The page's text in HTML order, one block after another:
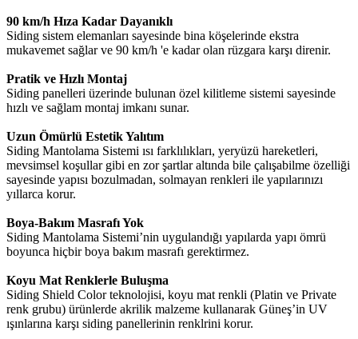
90 km/h Hıza Kadar Dayanıklı
Siding sistem elemanları sayesinde bina köşelerinde ekstra
mukavemet sağlar ve 90 km/h 'e kadar olan rüzgara karşı direnir.
Pratik ve Hızlı Montaj
Siding panelleri üzerinde bulunan özel kilitleme sistemi sayesinde
hızlı ve sağlam montaj imkanı sunar.
Uzun Ömürlü Estetik Yalıtım
Siding Mantolama Sistemi ısı farklılıkları, yeryüzü hareketleri,
mevsimsel koşullar gibi en zor şartlar altında bile çalışabilme özelliği
sayesinde yapısı bozulmadan, solmayan renkleri ile yapılarınızı
yıllarca korur.
Boya-Bakım Masrafı Yok
Siding Mantolama Sistemi’nin uygulandığı yapılarda yapı ömrü
boyunca hiçbir boya bakım masrafı gerektirmez.
Koyu Mat Renklerle Buluşma
Siding Shield Color teknolojisi, koyu mat renkli (Platin ve Private
renk grubu) ürünlerde akrilik malzeme kullanarak Güneş’in UV
ışınlarına karşı siding panellerinin renklrini korur.